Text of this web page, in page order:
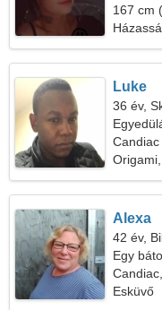
167 cm
Luke
36 év,
Candiac
Alexa
42 év,
Egy
utazzam
Esküvő